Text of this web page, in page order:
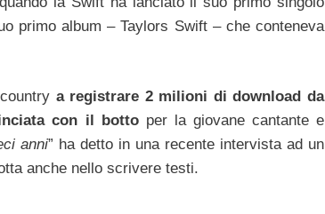
primo album – Taylors Swift – che conteneva
a registrare 2 milioni di download da
con il bottoper la giovane cantante e
anni” ha detto in una recente intervista ad un
anche nello scrivere testi.